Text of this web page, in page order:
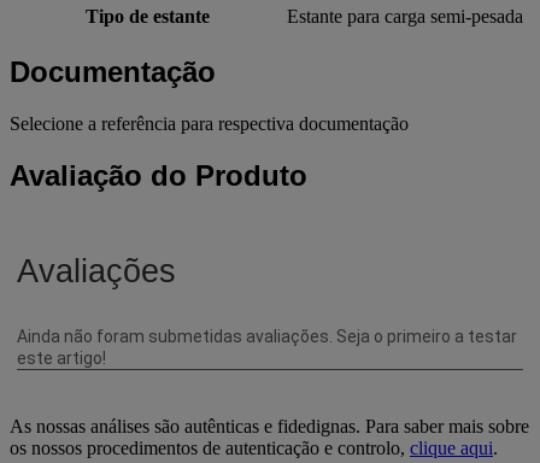
Tipo de estante
Estante para carga semi-pesada
Documentação
Selecione a referência para respectiva documentação
Avaliação do Produto
As nossas análises são autênticas e fidedignas. Para saber mais sobre
os nossos procedimentos de autenticação e controlo, clique aqui.